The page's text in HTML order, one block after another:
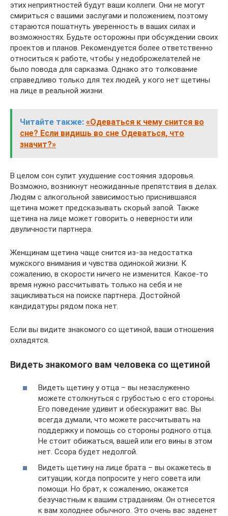
этих неприятностей будут ваши коллеги. Они не могут
смириться с вашими заслугами и положением, поэтому
стараются пошатнуть уверенность в ваших силах и
возможностях. Будьте осторожны при обсуждении своих
проектов и планов. Рекомендуется более ответственно
относиться к работе, чтобы у недоброжелателей не
было повода для сарказма. Однако это толкование
справедливо только для тех людей, у кого нет щетины
на лице в реальной жизни.
Читайте также: «Одеваться к чему снится во
сне? Если видишь во сне Одеваться, что
значит?»
В целом сон сулит ухудшение состояния здоровья.
Возможно, возникнут неожиданные препятствия в делах.
Людям с алкогольной зависимостью приснившаяся
щетина может предсказывать скорый запой. Также
щетина на лице может говорить о неверности или
двуличности партнера.
Женщинам щетина чаще снится из-за недостатка
мужского внимания и чувства одинокой жизни. К
сожалению, в скорости ничего не изменится. Какое-то
время нужно рассчитывать только на себя и не
зацикливаться на поиске партнера. Достойной
кандидатуры рядом пока нет.
Если вы видите знакомого со щетиной, ваши отношения
охладятся.
Видеть знакомого вам человека со щетиной
Видеть щетину у отца – вы незаслуженно
можете столкнуться с грубостью с его стороны.
Его поведение удивит и обескуражит вас. Вы
всегда думали, что можете рассчитывать на
поддержку и помощь со стороны родного отца.
Не стоит обижаться, вашей или его вины в этом
нет. Ссора будет недолгой.
Видеть щетину на лице брата – вы окажетесь в
ситуации, когда попросите у него совета или
помощи. Но брат, к сожалению, окажется
безучастным к вашим страданиям. Он отнесется
к вам холоднее обычного. Это очень вас заденет